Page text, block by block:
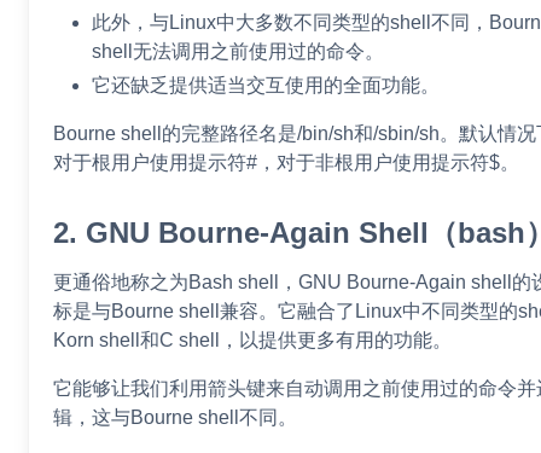
此外，与Linux中大多数不同类型的shell不同，
shell无法调用之前使用过的命令。
它还缺乏提供适当交互使用的全面功能。
Bourne shell的完整路径名是/bin/sh和/sbin/sh。默认情况
对于根用户使用提示符#，对于非根用户使用提示符$。
2. GNU Bourne-Again Shell（bash
更通俗地称之为Bash shell，GNU Bourne-Again shell的
标是与Bourne shell兼容。它融合了Linux中不同类型的
Korn shell和C shell，以提供更多有用的功能。
它能够让我们利用箭头键来自动调用之前使用过的命令并
辑，这与Bourne shell不同。